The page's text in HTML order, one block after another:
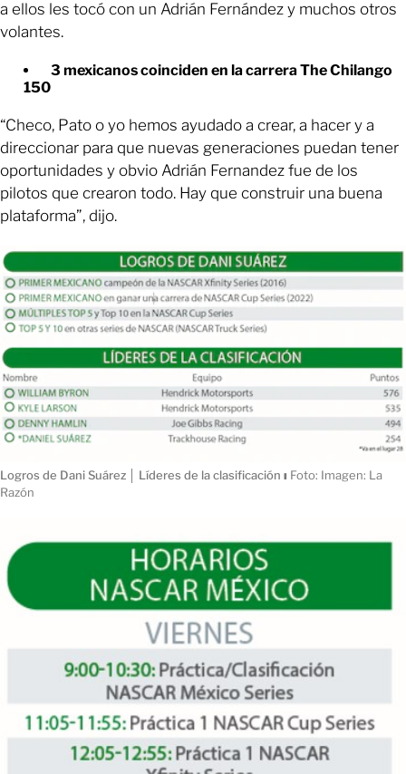
a ellos les tocó con un Adrián Fernández y muchos otros
volantes.
3 mexicanos coinciden en la carrera The Chilango
150
“Checo, Pato o yo hemos ayudado a crear, a hacer y a
direccionar para que nuevas generaciones puedan tener
oportunidades y obvio Adrián Fernandez fue de los
pilotos que crearon todo. Hay que construir una buena
plataforma”, dijo.
Logros de Dani Suárez │ Líderes de la clasificación ı Foto: Imagen: La
Razón